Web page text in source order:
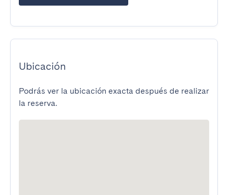
Ubicación
Podrás ver la ubicación exacta después de realizar
la reserva.